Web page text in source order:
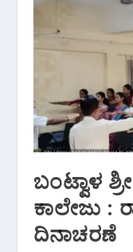
ಬಂಟ್ವಾಳ
ಕಾಲೇಜು :
ದಿನಾಚರಣೆ